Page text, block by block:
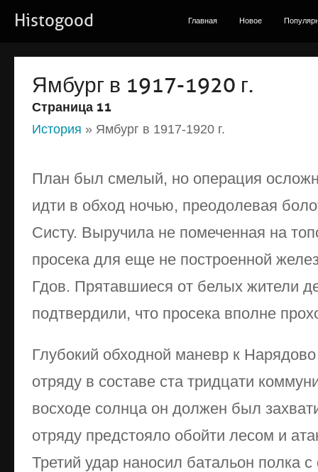
Histogood Главная Новое
Ямбург в 1917-1920 г.
Страница 11
История » Ямбург в 1917-1920 г.
План был смелый, но операция
идти в обход ночью, преодолевая
Систу. Выручила не помеченная на
просека для еще не построенной
Гдов. Прятавшиеся от белых жители
подтвердили, что просека вполне
Глубокий обходной маневр к
отряду в составе ста тридцати
восходе солнца он должен был
отряду предстояло обойти лесом и
Третий удар наносил батальон полка